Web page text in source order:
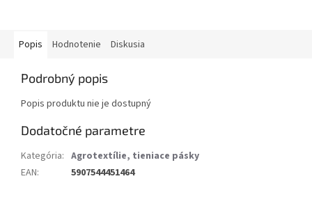
Popis Hodnotenie Diskusia
Podrobný popis
Popis produktu nie je dostupný
Dodatočné parametre
Kategória: Agrotextílie, tieniace pásky
EAN: 5907544451464